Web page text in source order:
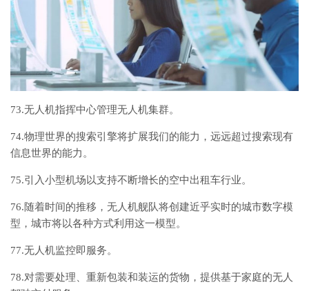
73.无人机指挥中心管理无人机集群。
74.物理世界的搜索引擎将扩展我们的能力，远远超过搜索现有
信息世界的能力。
75.引入小型机场以支持不断增长的空中出租车行业。
76.随着时间的推移，无人机舰队将创建近乎实时的城市数字模
型，城市将以各种方式利用这一模型。
77.无人机监控即服务。
78.对需要处理、重新包装和装运的货物，提供基于家庭的无人